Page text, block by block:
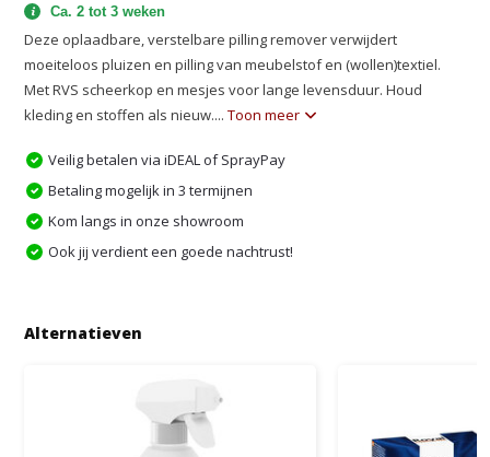
Ca. 2 tot 3 weken
Deze oplaadbare, verstelbare pilling remover verwijdert
moeiteloos pluizen en pilling van meubelstof en (wollen)textiel.
Met RVS scheerkop en mesjes voor lange levensduur. Houd
kleding en stoffen als nieuw....Toon meer
Veilig betalen via iDEAL of SprayPay
Betaling mogelijk in 3 termijnen
Kom langs in onze showroom
Ook jij verdient een goede nachtrust!
Alternatieven